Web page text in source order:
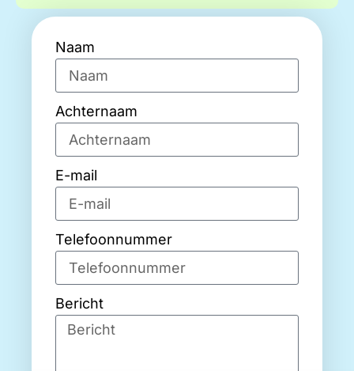
Naam
Achternaam
E-mail
Telefoonnummer
Bericht